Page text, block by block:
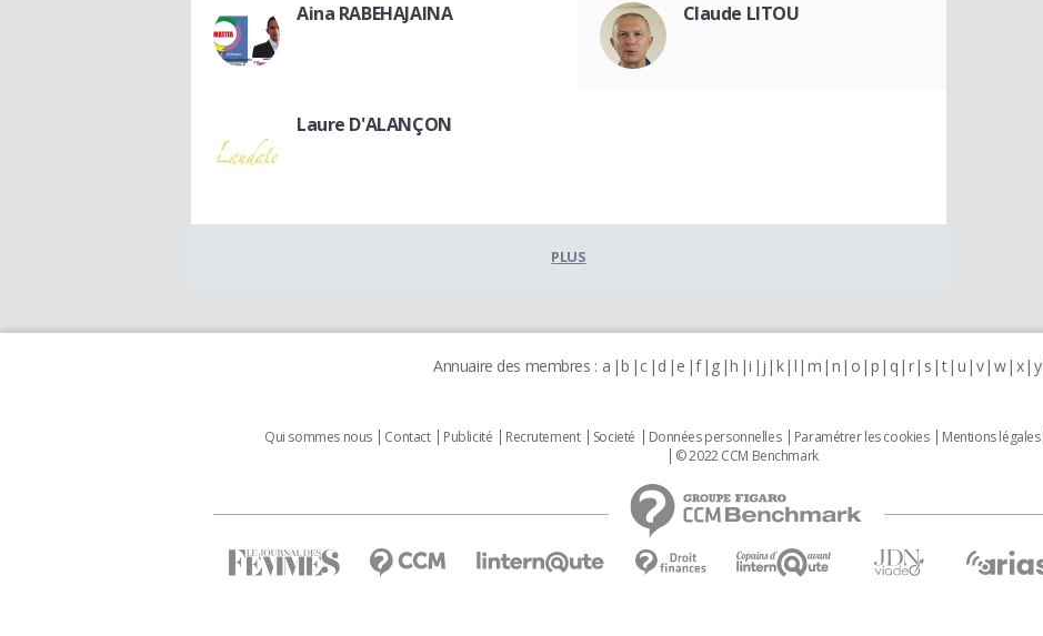
Aina RABEHAJAINA Claude LITOU
Laure D'ALANÇON
PLUS
Annuaire des membres : a b c d e f g h i j k l m n o p q r s t u v w x y
Qui sommes nous Contact Publicité Recrutement Societé Données personnelles Paramétrer les cookies Mentions légales
© 2022 CCM Benchmark